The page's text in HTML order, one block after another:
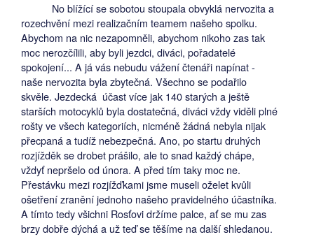
No blížící se sobotou stoupala obvyklá nervozita a
rozechvění mezi realizačním teamem našeho spolku.
Abychom na nic nezapomněli, abychom nikoho zas tak
moc nerozčílili, aby byli jezdci, diváci, pořadatelé
spokojení... A já vás nebudu vážení čtenáři napínat -
naše nervozita byla zbytečná. Všechno se podařilo
skvěle. Jezdecká účast více jak 140 starých a ještě
starších motocyklů byla dostatečná, diváci vždy viděli plné
rošty ve všech kategoriích, nicméně žádná nebyla nijak
přecpaná a tudíž nebezpečná. Ano, po startu druhých
rozjížděk se drobet prášilo, ale to snad každý chápe,
vždyť nepršelo od února. A před tím taky moc ne.
Přestávku mezi rozjížďkami jsme museli oželet kvůli
ošetření zranění jednoho našeho pravidelného účastníka.
A tímto tedy všichni Rosťovi držíme palce, ať se mu zas
brzy dobře dýchá a už teď se těšíme na další shledanou.